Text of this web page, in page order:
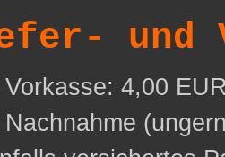
und
Vorkasse: 4,00
Nachnahme